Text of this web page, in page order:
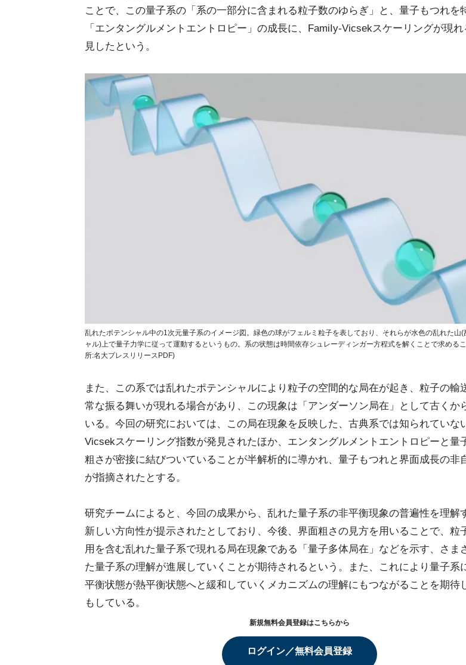
ことで、この量子系の「系の一部分に含まれる粒子数のゆらぎ」と、量子もつれを
「エンタングルメントエントロピー」の成長に、FamiIy-Vicsekスケーリングが現
見したという。
乱れたポテンシャル中の1次元量子系のイメージ図。緑色の球がフェルミ粒子を表しており、それらが水色の乱れた山(
ャル)上で量子力学に従って運動するというもの。系の状態は時間依存シュレーディンガー方程式を解くことで求める
所:名大プレスリリースPDF)
また、この系では乱れたポテンシャルにより粒子の空間的な局在が起き、粒子の輸
常な振る舞いが現れる場合があり、この現象は「アンダーソン局在」として古くか
いる。今回の研究においては、この局在現象を反映した、古典系では知られていな
Vicsekスケーリング指数が発見されたほか、エンタングルメントエントロピーと量
粗さが密接に結びついていることが半解析的に導かれ、量子もつれと界面成長の非
が指摘されたとする。
研究チームによると、今回の成果から、乱れた量子系の非平衡現象の普遍性を理解
新しい方向性が提示されたとしており、今後、界面粗さの見方を用いることで、粒
用を含む乱れた量子系で現れる局在現象である「量子多体局在」などを示す、さま
た量子系の理解が進展していくことが期待されるという。また、これにより量子系
平衡状態が熱平衡状態へと緩和していくメカニズムの理解にもつながることを期待
もしている。
新規無料会員登録はこちらから
ログイン／無料会員登録